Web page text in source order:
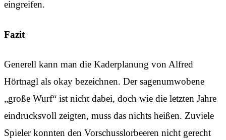
eingreifen.
Fazit
Generell kann man die Kaderplanung von Alfred
Hörtnagl als okay bezeichnen. Der sagenumwobene
„große Wurf“ ist nicht dabei, doch wie die letzten Jahre
eindrucksvoll zeigten, muss das nichts heißen. Zuviele
Spieler konnten den Vorschusslorbeeren nicht gerecht